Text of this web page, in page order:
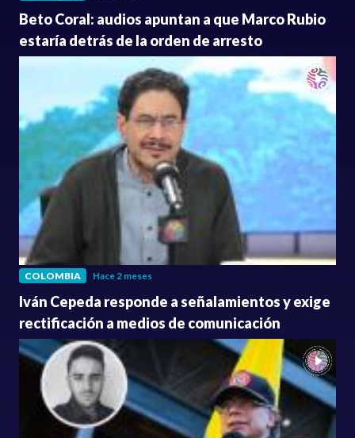
Beto Coral: audios apuntan a que Marco Rubio
estaría detrás de la orden de arresto
COLOMBIA Hace 2 meses
Iván Cepeda responde a señalamientos y exige
rectificación a medios de comunicación